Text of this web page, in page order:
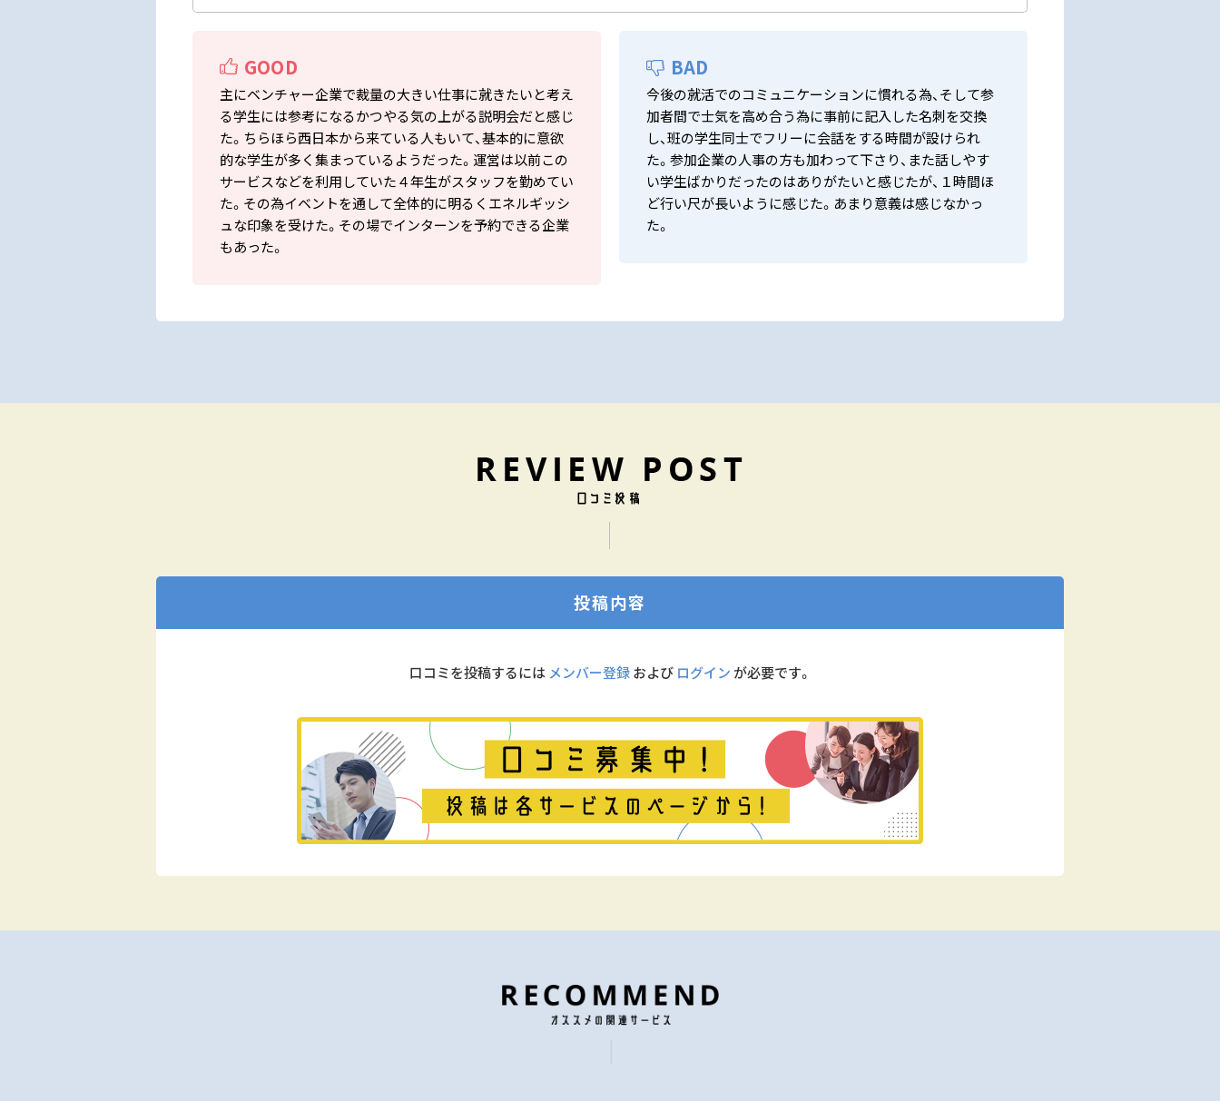
GOOD
主にベンチャー企業で裁量の大きい仕事に就きたいと考え
る学生には参考になるかつやる気の上がる説明会だと感じ
た。ちらほら西日本から来ている人もいて、基本的に意欲
的な学生が多く集まっているようだった。運営は以前この
サービスなどを利用していた４年生がスタッフを勤めてい
た。その為イベントを通して全体的に明るくエネルギッシ
ュな印象を受けた。その場でインターンを予約できる企業
もあった。
BAD
今後の就活でのコミュニケーションに慣れる為、そして参
加者間で士気を高め合う為に事前に記入した名刺を交換
し、班の学生同士でフリーに会話をする時間が設けられ
た。参加企業の人事の方も加わって下さり、また話しやす
い学生ばかりだったのはありがたいと感じたが、１時間ほ
ど行い尺が長いように感じた。あまり意義は感じなかっ
た。
投稿内容
口コミを投稿するには メンバー登録および ログイン が必要です。